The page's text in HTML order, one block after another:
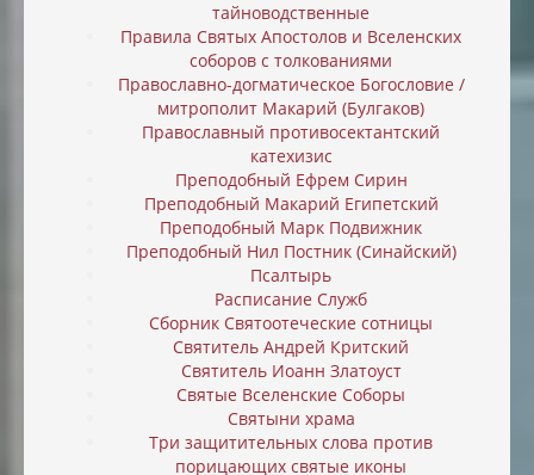
тайноводственные
Правила Святых Апостолов и Вселенских
соборов с толкованиями
Православно-догматическое Богословие /
митрополит Макарий (Булгаков)
Православный противосектантский
катехизис
Преподобный Ефрем Сирин
Преподобный Макарий Египетский
Преподобный Марк Подвижник
Преподобный Нил Постник (Синайский)
Псалтырь
Расписание Служб
Сборник Святоотеческие сотницы
Святитель Андрей Критский
Святитель Иоанн Златоуст
Святые Вселенские Соборы
Святыни храма
Три защитительных слова против
порицающих святые иконы